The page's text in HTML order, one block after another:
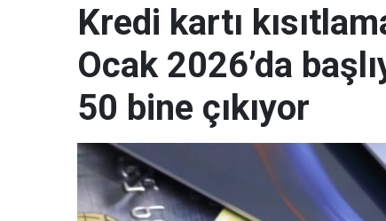
Kredi kartı
Ocak 2026’da
50 bine çıkıyor